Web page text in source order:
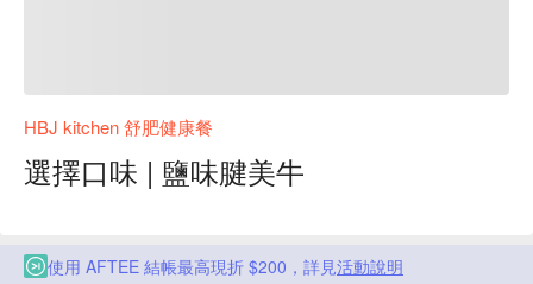
HBJ kitchen 舒肥健康餐
選擇口味 | 鹽味腱美牛
使用 AFTEE 結帳最高現折 $200，詳見活動說明